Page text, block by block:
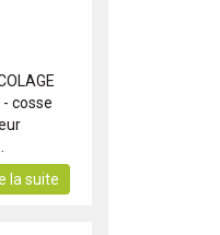
- cosse
la suite